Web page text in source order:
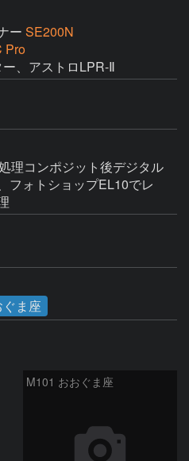
ー SE200N
Pro
理コンポジット後デジタル
フォトショップEL10でレ
ま座
M101 おおぐま座